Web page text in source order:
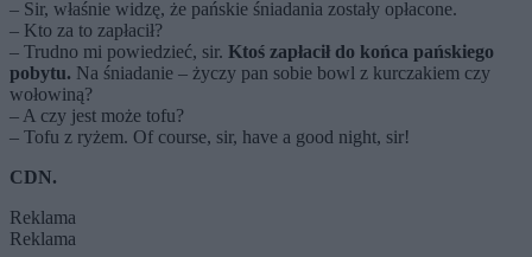
– Sir, właśnie widzę, że pańskie śniadania zostały opłacone.
– Kto za to zapłacił?
– Trudno mi powiedzieć, sir. Ktoś zapłacił do końca pańskiego
pobytu. Na śniadanie – życzy pan sobie bowl z kurczakiem czy
wołowiną?
– A czy jest może tofu?
– Tofu z ryżem. Of course, sir, have a good night, sir!
CDN.
Reklama
Reklama